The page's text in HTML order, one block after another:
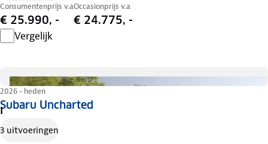
Consumentenprijs v.a
€ 25.990, -
Occasionprijs v.a
€ 24.775, -
Vergelijk
Subaru Uncharted
2026 - heden
I
3 uitvoeringen